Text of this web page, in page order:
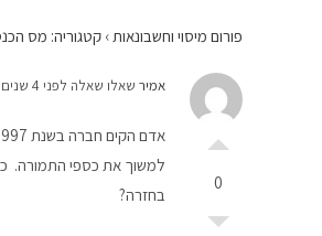
פורום מיסוי וחשבונאות › קטגוריה: מס
0
אמיר שאלו שאלה לפני 4 שנים
למשוך את כספי התמורה.
בחזרה?